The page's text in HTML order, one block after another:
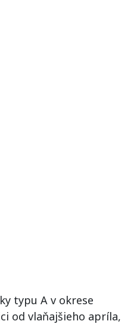
typu A v okrese
od vlaňajšieho apríla,